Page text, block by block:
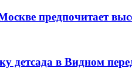
предпочитает
детсада в Видном